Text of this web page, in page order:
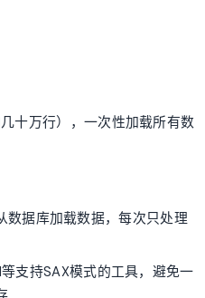
十万行），一次性加载所有数
数据库加载数据，每次只处理
支持SAX模式的工具，避免一